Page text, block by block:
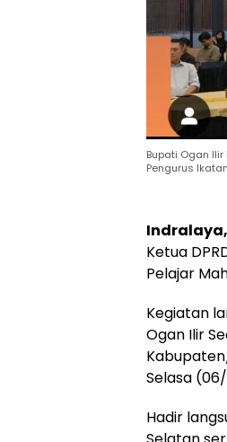
Bupati Ogan Ilir
Pengurus
Ketua
Pelajar
Kegiatan
Ogan Ilir
Selasa
Hadir